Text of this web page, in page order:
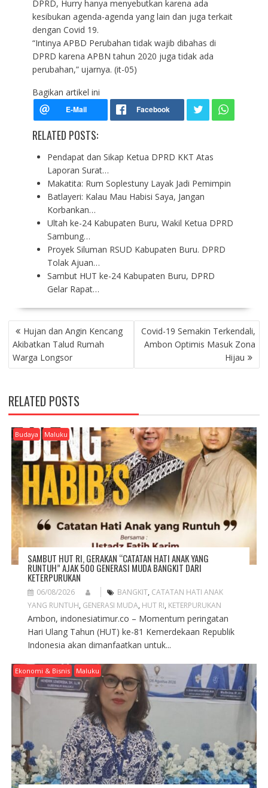
DPRD, Hurry hanya menyebutkan karena ada
kesibukan agenda-agenda yang lain dan juga terkait
dengan Covid 19.
“Intinya APBD Perubahan tidak wajib dibahas di
DPRD karena APBN tahun 2020 juga tidak ada
perubahan,” ujarnya. (it-05)
Bagikan artikel ini
RELATED POSTS:
Pendapat dan Sikap Ketua DPRD KKT Atas
Laporan Surat…
Makatita: Rum Soplestuny Layak Jadi Pemimpin
Batlayeri: Kalau Mau Habisi Saya, Jangan
Korbankan…
Ultah ke-24 Kabupaten Buru, Wakil Ketua DPRD
Sambung…
Proyek Siluman RSUD Kabupaten Buru. DPRD
Tolak Ajuan…
Sambut HUT ke-24 Kabupaten Buru, DPRD
Gelar Rapat…
P
O
S
T
A
V
I
G
A
T
O
N
Hujan dan Angin Kencang
Akibatkan Talud Rumah
Warga Longsor
Covid-19 Semakin Terkendali,
Ambon Optimis Masuk Zona
Hijau
RELATED POSTS
Budaya Maluku
SAMBUT HUT RI, GERAKAN “CATATAN HATI ANAK YANG
RUNTUH” AJAK 500 GENERASI MUDA BANGKIT DARI
KETERPURUKAN
06/08/2026 BANGKIT, CATATAN HATI ANAK
YANG RUNTUH, GENERASI MUDA, HUT RI, KETERPURUKAN
Ambon, indonesiatimur.co – Momentum peringatan
Hari Ulang Tahun (HUT) ke-81 Kemerdekaan Republik
Indonesia akan dimanfaatkan untuk...
Ekonomi & Bisnis Maluku